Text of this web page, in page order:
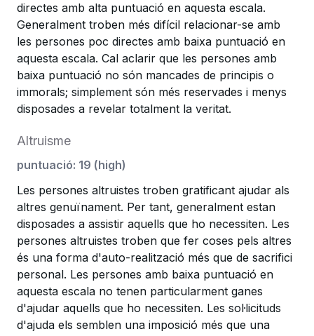
directes amb alta puntuació en aquesta escala.
Generalment troben més difícil relacionar-se amb
les persones poc directes amb baixa puntuació en
aquesta escala. Cal aclarir que les persones amb
baixa puntuació no són mancades de principis o
immorals; simplement són més reservades i menys
disposades a revelar totalment la veritat.
Altruisme
puntuació: 19 (high)
Les persones altruistes troben gratificant ajudar als
altres genuïnament. Per tant, generalment estan
disposades a assistir aquells que ho necessiten. Les
persones altruistes troben que fer coses pels altres
és una forma d'auto-realització més que de sacrifici
personal. Les persones amb baixa puntuació en
aquesta escala no tenen particularment ganes
d'ajudar aquells que ho necessiten. Les sol·licituds
d'ajuda els semblen una imposició més que una